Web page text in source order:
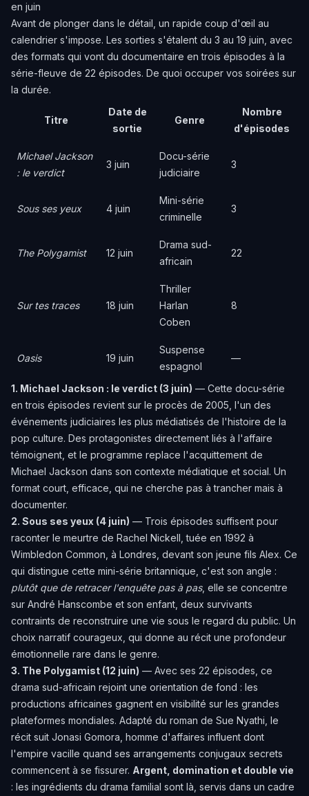
en juin
Avant de plonger dans le détail, un rapide coup d'œil au
calendrier s'impose. Les sorties s'étalent du 3 au 19 juin, avec
des formats qui vont du documentaire en trois épisodes à la
série-fleuve de 22 épisodes. De quoi occuper vos soirées sur
la durée.
Titre
Date de
sortie
Genre
Nombre
d'épisodes
Michael Jackson
: le verdict
3 juin
Docu-série
judiciaire
3
Sous ses yeux 4 juin
Mini-série
criminelle
3
The Polygamist 12 juin
Drama sud-
africain
22
Sur tes traces 18 juin
Thriller
Harlan
Coben
8
Oasis 19 juin
Suspense
espagnol
—
1. Michael Jackson : le verdict (3 juin) — Cette docu-série
en trois épisodes revient sur le procès de 2005, l'un des
événements judiciaires les plus médiatisés de l'histoire de la
pop culture. Des protagonistes directement liés à l'affaire
témoignent, et le programme replace l'acquittement de
Michael Jackson dans son contexte médiatique et social. Un
format court, efficace, qui ne cherche pas à trancher mais à
documenter.
2. Sous ses yeux (4 juin) — Trois épisodes suffisent pour
raconter le meurtre de Rachel Nickell, tuée en 1992 à
Wimbledon Common, à Londres, devant son jeune fils Alex. Ce
qui distingue cette mini-série britannique, c'est son angle :
plutôt que de retracer l'enquête pas à pas, elle se concentre
sur André Hanscombe et son enfant, deux survivants
contraints de reconstruire une vie sous le regard du public. Un
choix narratif courageux, qui donne au récit une profondeur
émotionnelle rare dans le genre.
3. The Polygamist (12 juin) — Avec ses 22 épisodes, ce
drama sud-africain rejoint une orientation de fond : les
productions africaines gagnent en visibilité sur les grandes
plateformes mondiales. Adapté du roman de Sue Nyathi, le
récit suit Jonasi Gomora, homme d'affaires influent dont
l'empire vacille quand ses arrangements conjugaux secrets
commencent à se fissurer. Argent, domination et double vie
: les ingrédients du drama familial sont là, servis dans un cadre